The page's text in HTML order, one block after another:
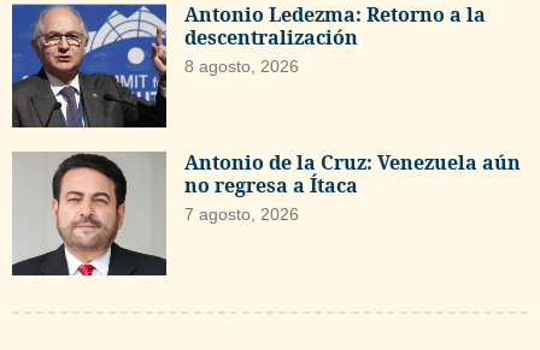
Antonio Ledezma: Retorno a la
descentralización
8 agosto, 2026
Antonio de la Cruz: Venezuela aún
no regresa a Ítaca
7 agosto, 2026